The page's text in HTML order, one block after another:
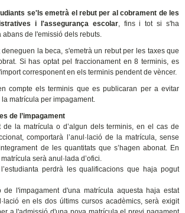
se'ls emetrà el rebut per al cobrament de les
i l'assegurança escolar, fins i tot si s'ha
abans de l'emissió dels rebuts.
deneguen la beca, s'emetrà un rebut per les taxes que
Si has optat pel fraccionament en 8 terminis, es
corresponent en els terminis pendent de vèncer.
compte els terminis que es publicaran per a evitar
matrícula per impagament.
de l’impagament
de la matrícula o d’algun dels terminis, en el cas de
comportarà l’anul·lació de la matrícula, sense
de les quantitats que s’hagen abonat. En
serà anul·lada d’ofici.
l’estudianta perdrà les qualificacions que haja pogut
de l'impagament d'una matrícula aquesta haja estat
en els dos últims cursos acadèmics, serà exigit